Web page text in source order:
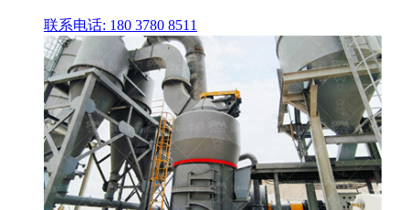
联系电话: 180 3780 8511